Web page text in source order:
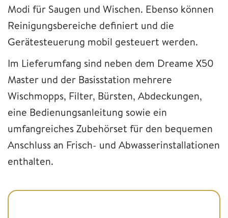
Modi für Saugen und Wischen. Ebenso können
Reinigungsbereiche definiert und die
Gerätesteuerung mobil gesteuert werden.
Im Lieferumfang sind neben dem Dreame X50
Master und der Basisstation mehrere
Wischmopps, Filter, Bürsten, Abdeckungen,
eine Bedienungsanleitung sowie ein
umfangreiches Zubehörset für den bequemen
Anschluss an Frisch- und Abwasserinstallationen
enthalten.